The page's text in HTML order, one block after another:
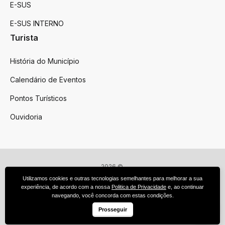
E-SUS
E-SUS INTERNO
Turista
História do Município
Calendário de Eventos
Pontos Turísticos
Ouvidoria
2026 ©
Todos os direitos reservados.
Feito por upside.rs
FacebookInstagram
Utilizamos cookies e outras tecnologias semelhantes para melhorar a sua
experiência, de acordo com a nossa Politica de Privacidade e, ao continuar
navegando, você concorda com estas condições.
Prosseguir